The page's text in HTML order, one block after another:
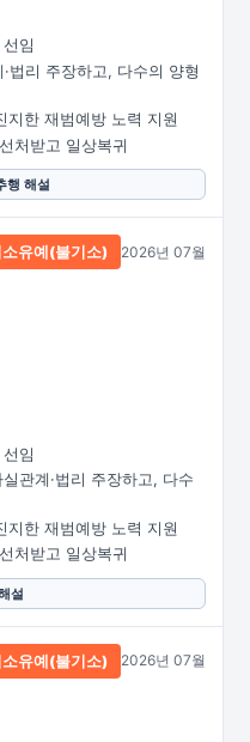
임
법리 주장하고, 다수의 양형
한 재범예방 노력 지원
처받고 일상복귀
행 해설
소유예(불기소) 2026년 07월
임
관계·법리 주장하고, 다수
한 재범예방 노력 지원
처받고 일상복귀
설
소유예(불기소) 2026년 07월